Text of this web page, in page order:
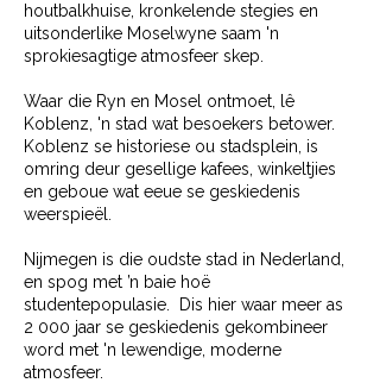
houtbalkhuise, kronkelende stegies en
uitsonderlike Moselwyne saam 'n
sprokiesagtige atmosfeer skep.
Waar die Ryn en Mosel ontmoet, lê
Koblenz, 'n stad wat besoekers betower.
Koblenz se historiese ou stadsplein, is
omring deur gesellige kafees, winkeltjies
en geboue wat eeue se geskiedenis
weerspieël.
Nijmegen is die oudste stad in Nederland,
en spog met ’n baie hoë
studentepopulasie. Dis hier waar meer as
2 000 jaar se geskiedenis gekombineer
word met 'n lewendige, moderne
atmosfeer.